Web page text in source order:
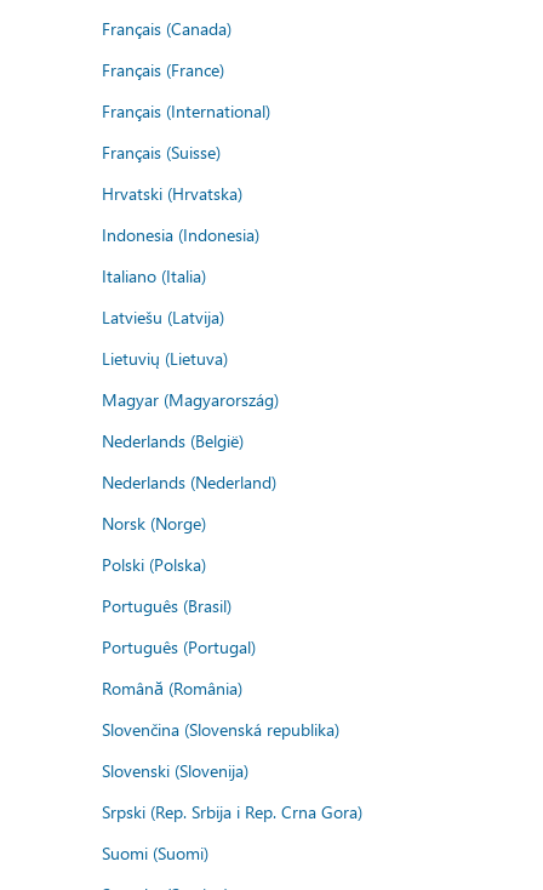
Français (Canada)
Français (France)
Français (International)
Français (Suisse)
Hrvatski (Hrvatska)
Indonesia (Indonesia)
Italiano (Italia)
Latviešu (Latvija)
Lietuvių (Lietuva)
Magyar (Magyarország)
Nederlands (België)
Nederlands (Nederland)
Norsk (Norge)
Polski (Polska)
Português (Brasil)
Português (Portugal)
Română (România)
Slovenčina (Slovenská republika)
Slovenski (Slovenija)
Srpski (Rep. Srbija i Rep. Crna Gora)
Suomi (Suomi)